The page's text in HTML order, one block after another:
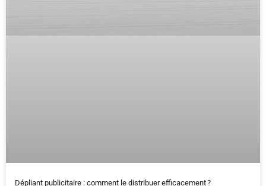
Dépliant publicitaire : comment le distribuer efficacement ?